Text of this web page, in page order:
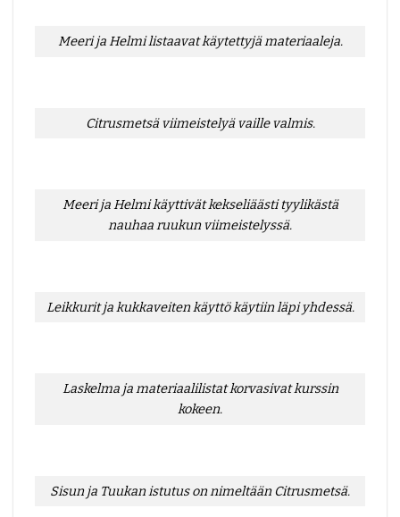
Meeri ja Helmi listaavat käytettyjä materiaaleja.
Citrusmetsä viimeistelyä vaille valmis.
Meeri ja Helmi käyttivät kekseliäästi tyylikästä
nauhaa ruukun viimeistelyssä.
Leikkurit ja kukkaveiten käyttö käytiin läpi yhdessä.
Laskelma ja materiaalilistat korvasivat kurssin
kokeen.
Sisun ja Tuukan istutus on nimeltään Citrusmetsä.